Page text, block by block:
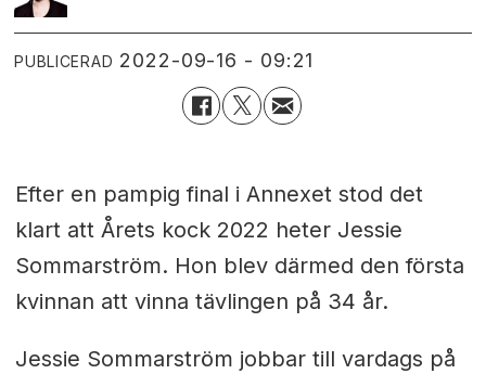
PUBLICERAD 2022-09-16 - 09:21
Efter en pampig final i Annexet stod det
klart att Årets kock 2022 heter Jessie
Sommarström. Hon blev därmed den första
kvinnan att vinna tävlingen på 34 år.
Jessie Sommarström jobbar till vardags på